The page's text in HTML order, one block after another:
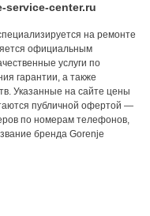
center.ru
на ремонте
официальным
услуги по
гарантии, а также
Указанные на сайте цены
публичной офертой —
по номерам телефонов,
бренда Gorenje